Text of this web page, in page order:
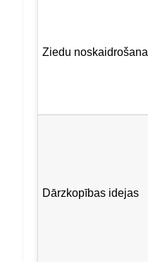
Ziedu noskaidrošana
Dārzkopības idejas